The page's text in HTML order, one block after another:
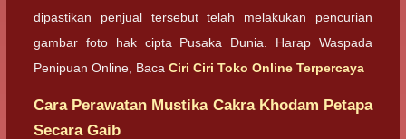
dipastikan penjual tersebut telah melakukan pencurian
gambar foto hak cipta Pusaka Dunia. Harap Waspada
Penipuan Online, Baca Ciri Ciri Toko Online Terpercaya
Cara Perawatan Mustika Cakra Khodam Petapa
Secara Gaib